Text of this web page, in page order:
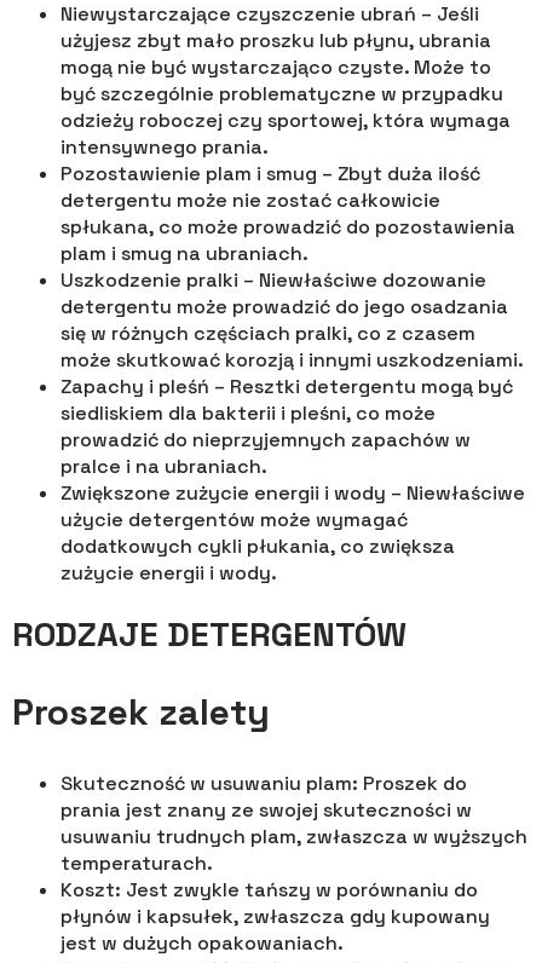
Niewystarczające czyszczenie ubrań – Jeśli
użyjesz zbyt mało proszku lub płynu, ubrania
mogą nie być wystarczająco czyste. Może to
być szczególnie problematyczne w przypadku
odzieży roboczej czy sportowej, która wymaga
intensywnego prania.
Pozostawienie plam i smug – Zbyt duża ilość
detergentu może nie zostać całkowicie
spłukana, co może prowadzić do pozostawienia
plam i smug na ubraniach.
Uszkodzenie pralki – Niewłaściwe dozowanie
detergentu może prowadzić do jego osadzania
się w różnych częściach pralki, co z czasem
może skutkować korozją i innymi uszkodzeniami.
Zapachy i pleśń – Resztki detergentu mogą być
siedliskiem dla bakterii i pleśni, co może
prowadzić do nieprzyjemnych zapachów w
pralce i na ubraniach.
Zwiększone zużycie energii i wody – Niewłaściwe
użycie detergentów może wymagać
dodatkowych cykli płukania, co zwiększa
zużycie energii i wody.
RODZAJE DETERGENTÓW
Proszek zalety
Skuteczność w usuwaniu plam: Proszek do
prania jest znany ze swojej skuteczności w
usuwaniu trudnych plam, zwłaszcza w wyższych
temperaturach.
Koszt: Jest zwykle tańszy w porównaniu do
płynów i kapsułek, zwłaszcza gdy kupowany
jest w dużych opakowaniach.